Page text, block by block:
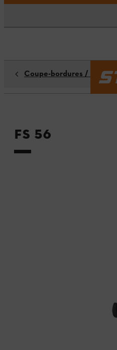
Coupe-bordures /
FS 56